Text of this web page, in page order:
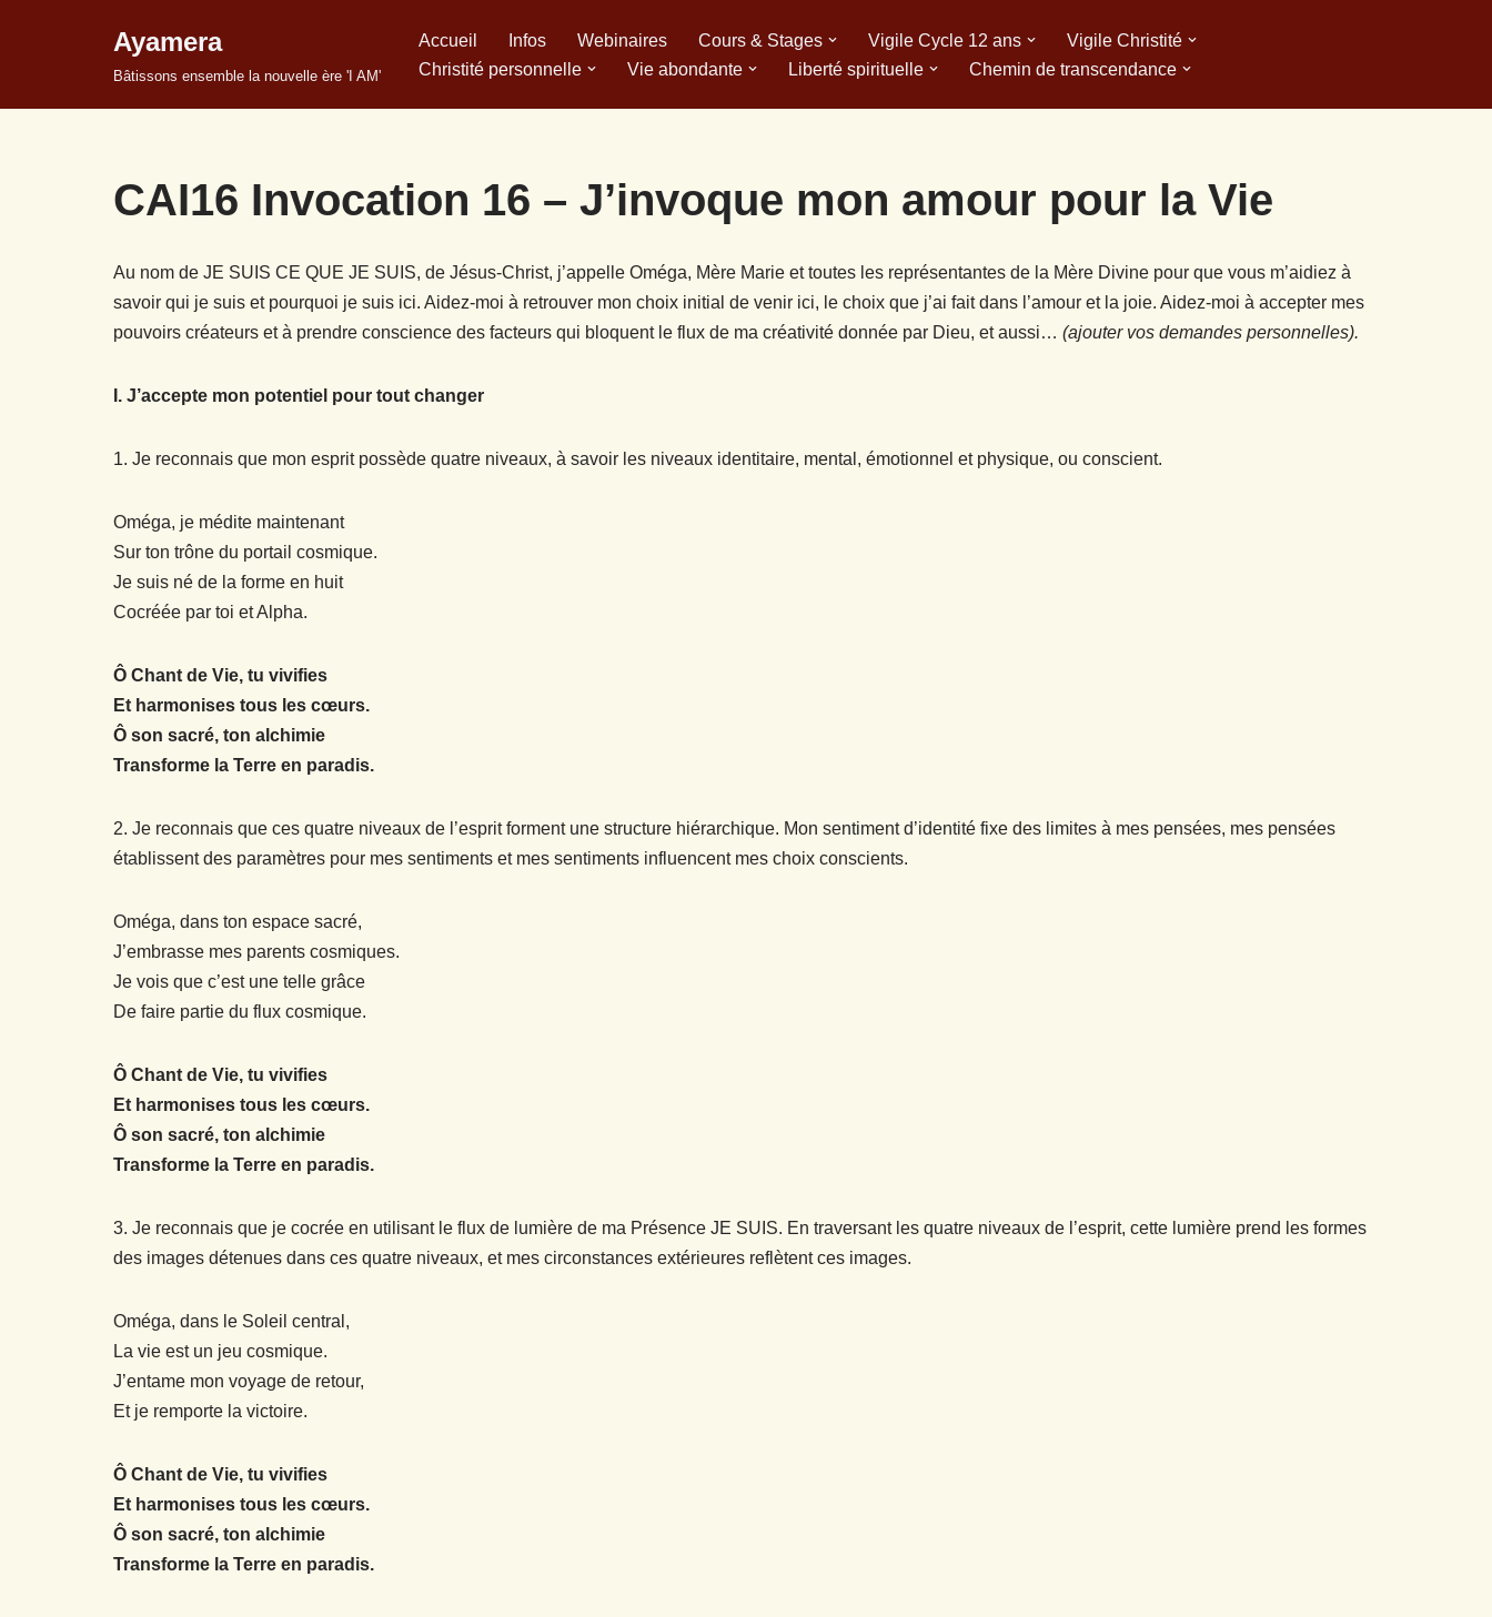
Ayamera
Bâtissons ensemble la nouvelle ère 'I AM'
Accueil Infos Webinaires Cours & Stages Vigile Cycle 12 ans
Vigile Christité
Christité personnelle
Vie abondante Liberté spirituelle Chemin de transcendance
CAI16 Invocation 16 – J’invoque mon amour pour la Vie
Au nom de JE SUIS CE QUE JE SUIS, de Jésus-Christ, j’appelle Oméga, Mère Marie et toutes les représentantes de la Mère Divine pour que vous m’aidiez à
savoir qui je suis et pourquoi je suis ici. Aidez-moi à retrouver mon choix initial de venir ici, le choix que j’ai fait dans l’amour et la joie. Aidez-moi à accepter mes
pouvoirs créateurs et à prendre conscience des facteurs qui bloquent le flux de ma créativité donnée par Dieu, et aussi… (ajouter vos demandes personnelles).
I. J’accepte mon potentiel pour tout changer
1. Je reconnais que mon esprit possède quatre niveaux, à savoir les niveaux identitaire, mental, émotionnel et physique, ou conscient.
Oméga, je médite maintenant
Sur ton trône du portail cosmique.
Je suis né de la forme en huit
Cocréée par toi et Alpha.
Ô Chant de Vie, tu vivifies
Et harmonises tous les cœurs.
Ô son sacré, ton alchimie
Transforme la Terre en paradis.
2. Je reconnais que ces quatre niveaux de l’esprit forment une structure hiérarchique. Mon sentiment d’identité fixe des limites à mes pensées, mes pensées
établissent des paramètres pour mes sentiments et mes sentiments influencent mes choix conscients.
Oméga, dans ton espace sacré,
J’embrasse mes parents cosmiques.
Je vois que c’est une telle grâce
De faire partie du flux cosmique.
Ô Chant de Vie, tu vivifies
Et harmonises tous les cœurs.
Ô son sacré, ton alchimie
Transforme la Terre en paradis.
3. Je reconnais que je cocrée en utilisant le flux de lumière de ma Présence JE SUIS. En traversant les quatre niveaux de l’esprit, cette lumière prend les formes
des images détenues dans ces quatre niveaux, et mes circonstances extérieures reflètent ces images.
Oméga, dans le Soleil central,
La vie est un jeu cosmique.
J’entame mon voyage de retour,
Et je remporte la victoire.
Ô Chant de Vie, tu vivifies
Et harmonises tous les cœurs.
Ô son sacré, ton alchimie
Transforme la Terre en paradis.